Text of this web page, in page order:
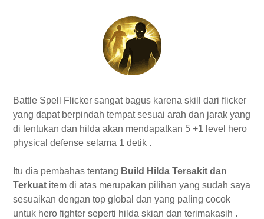
Battle Spell Flicker sangat bagus karena skill dari flicker
yang dapat berpindah tempat sesuai arah dan jarak yang
di tentukan dan hilda akan mendapatkan 5 +1 level hero
physical defense selama 1 detik .
Itu dia pembahas tentang Build Hilda Tersakit dan
Terkuat item di atas merupakan pilihan yang sudah saya
sesuaikan dengan top global dan yang paling cocok
untuk hero fighter seperti hilda skian dan terimakasih .